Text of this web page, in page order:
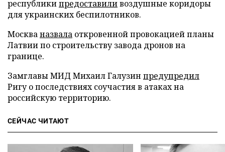
республикипредоставиливоздушные коридоры
для украинских беспилотников.
Москваназвала откровенной провокацией планы
Латвии по строительству завода дронов на
границе.
Замглавы МИД Михаил Галузин предупредил
Ригу о последствиях соучастия в атаках на
российскую территорию.
СЕЙЧАС ЧИТАЮТ